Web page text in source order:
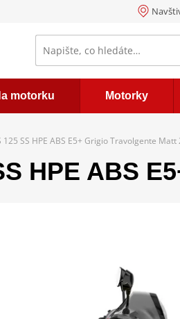
motorku Motorky
125 SS HPE ABS E5+ Grigio Travolgente Matt
HPE ABS